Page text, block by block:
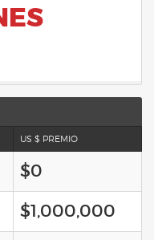
US $ PREMIO
$0
$1,000,000